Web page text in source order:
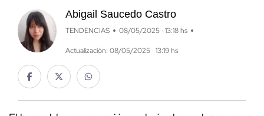
Abigail Saucedo Castro
TENDENCIAS 08/05/2025 · 13:18 hs
Actualización: 08/05/2025 · 13:19 hs